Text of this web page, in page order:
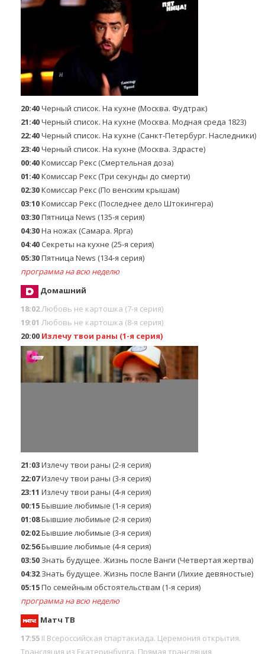
20:40Черный список. На кухне (Москва. Фудтрак)
21:40Черный список. На кухне (Москва. Модная среда 1823)
22:40Черный список. На кухне (Санкт-Петербург. Наследники)
23:40Черный список. На кухне (Москва. Здрасте)
00:40Комиссар Рекс (Смертельная доза)
01:40Комиссар Рекс (Три секунды до смерти)
02:30Комиссар Рекс (По венским крышам)
03:10Комиссар Рекс (Последнее дело Штокингера)
03:30Пятница News (135-я серия)
04:30На ножах (Самара. Ярга)
04:40Секреты на кухне (25-я серия)
05:30Пятница News (134-я серия)
программа на всю неделю
Домашний
18:02Любовь не картошка (7-я серия)
19:01 Любовь не картошка (8-я серия)
20:00 Излечу твои раны (1-я серия)
21:03Излечу твои раны (2-я серия)
22:07Излечу твои раны (3-я серия)
23:11 Излечу твои раны (4-я серия)
00:15Бывшие любимые (1-я серия)
01:08Бывшие любимые (2-я серия)
02:02Бывшие любимые (3-я серия)
02:56Бывшие любимые (4-я серия)
03:50 Знать будущее. Жизнь после Ванги (Четвертая жертва)
04:32Знать будущее. Жизнь после Ванги (Лихие девяностые)
05:15По семейным обстоятельствам (1-я серия)
программа на всю неделю
Матч ТВ
17:55 II Всероссийская спартакиада. Церемония открытия.
Трансляция из Екатеринбурга. Прямая трансляция